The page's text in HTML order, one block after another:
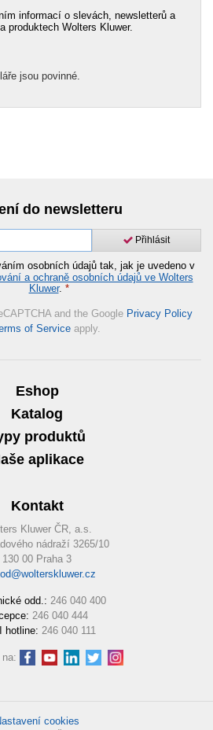
informací o slevách, newsletterů a
produktech Wolters Kluwer.
jsou povinné.
do newsletteru
Přihlásit
osobních údajů tak, jak je uvedeno v
a ochraně osobních údajů ve Wolters
Kluwer. *
and the Google Privacy Policy
of Service apply.
Eshop
Katalog
produktů
aplikace
Kontakt
Kluwer ČR, a.s.
nádraží 3265/10
130 00 Praha 3
odd.: 246 040 400
246 040 444
hotline: 246 040 111
cookies